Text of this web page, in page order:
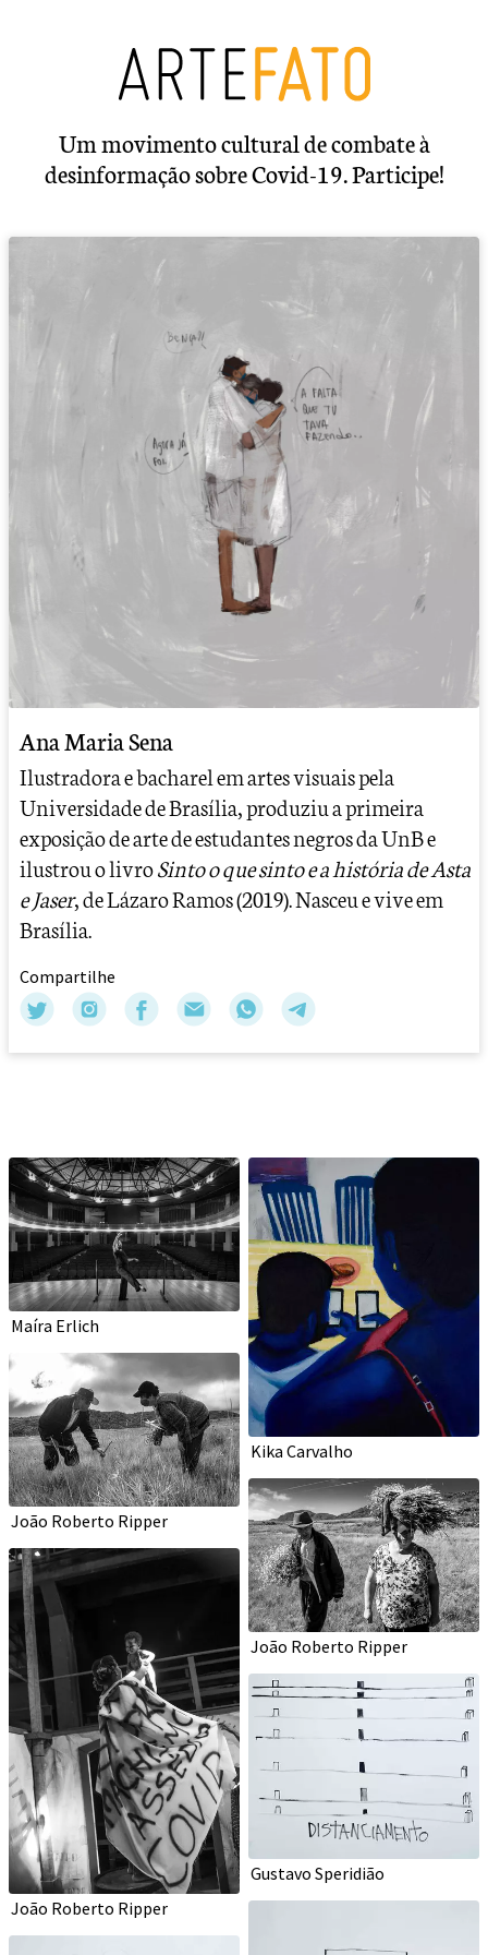
Um movimento cultural de combate à
desinformação sobre Covid-19. Participe!
Ana Maria Sena
Ilustradora e bacharel em artes visuais pela
Universidade de Brasília, produziu a primeira
exposição de arte de estudantes negros da UnB e
ilustrou o livroSinto o que sinto e a história de Asta
e Jaser, de Lázaro Ramos (2019). Nasceu e vive em
Brasília.
Compartilhe
Maíra Erlich
Kika Carvalho
João Roberto Ripper
João Roberto Ripper
João Roberto Ripper
Gustavo Speridião